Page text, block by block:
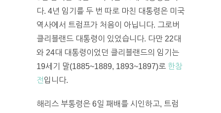
다. 4년 임기를 두 번 따로 마친 대통령은 미국
역사에서 트럼프가 처음이 아닙니다. 그로버
클리블랜드 대통령이 있었습니다. 다만 22대
와 24대 대통령이었던 클리블랜드의 임기는
19세기 말(1885~1889, 1893~1897)로 한참
전입니다.
해리스 부통령은 6일 패배를 시인하고, 트럼